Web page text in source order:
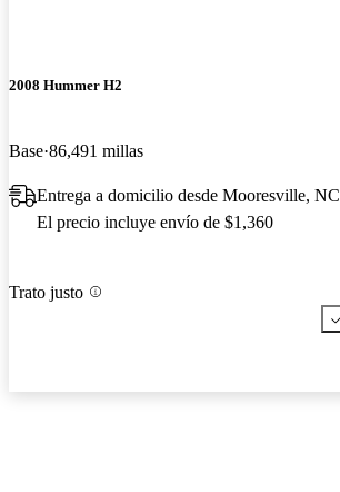
2008 Hummer H2
Base 86,491 millas
Entrega a domicilio desde Mooresville, NC
El precio incluye envío de $1,360
Trato justo